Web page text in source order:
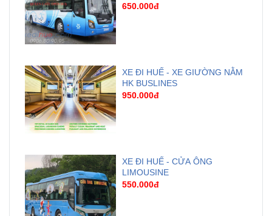
650.000đ
XE ĐI HUẾ - XE GIƯỜNG NẰM
HK BUSLINES
950.000đ
XE ĐI HUẾ - CỬA ÔNG
LIMOUSINE
550.000đ